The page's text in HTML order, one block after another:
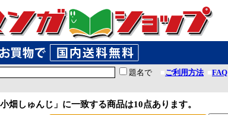
題名で ■ご利用方法■FAQ
小畑しゅんじ」に一致する商品は10点あります。